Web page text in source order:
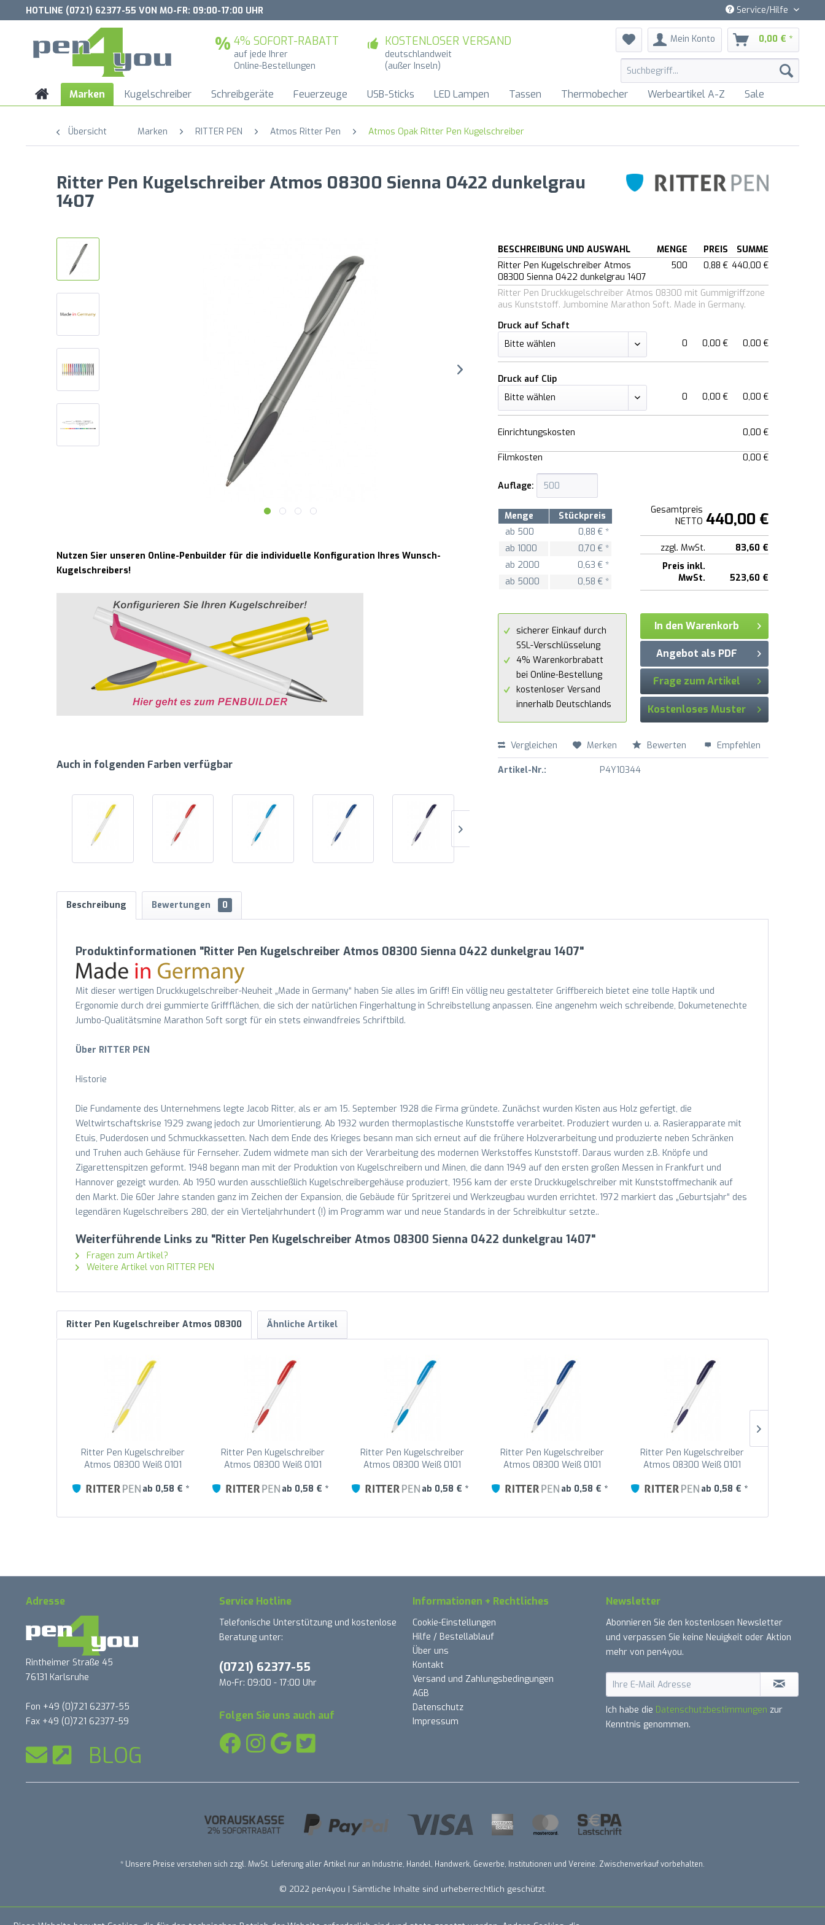
HOTLINE (0721) 62377-55 VON MO-FR: 09:00-17:00 UHR Service/Hilfe
4% SOFORT-RABATT
auf jede Ihrer
Online-Bestellungen
KOSTENLOSER VERSAND
deutschlandweit
(außer Inseln)
Mein Konto 0,00 € *
Marken Kugelschreiber Schreibgeräte Feuerzeuge USB-Sticks LED Lampen Tassen Thermobecher Werbeartikel A-Z Sale
Übersicht Marken RITTER PEN Atmos Ritter Pen Atmos Opak Ritter Pen Kugelschreiber
Ritter Pen Kugelschreiber Atmos 08300 Sienna 0422 dunkelgrau
1407
Nutzen Sier unseren Online-Penbuilder für die individuelle Konfiguration Ihres Wunsch-
Kugelschreibers!
Auch in folgenden Farben verfügbar
BESCHREIBUNG UND AUSWAHL MENGE PREIS
SUMME
Ritter Pen Kugelschreiber Atmos
08300 Sienna 0422 dunkelgrau 1407
500 0,88 € 440,00 €
Ritter Pen Druckkugelschreiber Atmos 08300 mit Gummigriffzone
aus Kunststoff. Jumbomine Marathon Soft. Made in Germany.
Druck auf Schaft
0
0,00 € 0,00 €
Druck auf Clip
0
0,00 € 0,00 €
Einrichtungskosten 0,00 €
Filmkosten 0,00 €
Auflage:
Menge
Stückpreis
ab 500
0,88 € *
ab1000
0,70 € *
ab 2000
0,63 € *
ab 5000 0,58 € *
Gesamtpreis
NETTO 440,00 €
zzgl. MwSt.
83,60 €
Preis inkl.
MwSt.
523,60 €
sicherer Einkauf durch
SSL-Verschlüsselung
4% Warenkorbrabatt
bei Online-Bestellung
kostenloser Versand
innerhalb Deutschlands
In den Warenkorb
Angebot als PDF
Frage zum Artikel
Kostenloses Muster
Vergleichen Merken Bewerten Empfehlen
Artikel-Nr.: P4Y10344
Beschreibung Bewertungen 0
Produktinformationen "Ritter Pen Kugelschreiber Atmos 08300 Sienna 0422 dunkelgrau 1407"
Mit dieser wertigen Druckkugelschreiber-Neuheit „Made in Germany“ haben Sie alles im Griff! Ein völlig neu gestalteter Griffbereich bietet eine tolle Haptik und
Ergonomie durch drei gummierte Griffflächen, die sich der natürlichen Fingerhaltung in Schreibstellung anpassen. Eine angenehm weich schreibende, Dokumetenechte
Jumbo-Qualitätsmine Marathon Soft sorgt für ein stets einwandfreies Schriftbild.
Über RITTER PEN
Historie
Die Fundamente des Unternehmens legte Jacob Ritter, als er am 15. September 1928 die Firma gründete. Zunächst wurden Kisten aus Holz gefertigt, die
Weltwirtschaftskrise 1929 zwang jedoch zur Umorientierung. Ab 1932 wurden thermoplastische Kunststoffe verarbeitet. Produziert wurden u. a. Rasierapparate mit
Etuis, Puderdosen und Schmuckkassetten. Nach dem Ende des Krieges besann man sich erneut auf die frühere Holzverarbeitung und produzierte neben Schränken
und Truhen auch Gehäuse für Fernseher. Zudem widmete man sich der Verarbeitung des modernen Werkstoffes Kunststoff. Daraus wurden z.B. Knöpfe und
Zigarettenspitzen geformt. 1948 begann man mit der Produktion von Kugelschreibern und Minen, die dann 1949 auf den ersten großen Messen in Frankfurt und
Hannover gezeigt wurden. Ab 1950 wurden ausschließlich Kugelschreibergehäuse produziert, 1956 kam der erste Druckkugelschreiber mit Kunststoffmechanik auf
den Markt. Die 60er Jahre standen ganz im Zeichen der Expansion, die Gebäude für Spritzerei und Werkzeugbau wurden errichtet. 1972 markiert das „Geburtsjahr“ des
legendären Kugelschreibers 280, der ein Vierteljahrhundert (!) im Programm war und neue Standards in der Schreibkultur setzte..
Weiterführende Links zu "Ritter Pen Kugelschreiber Atmos 08300 Sienna 0422 dunkelgrau 1407"
Fragen zum Artikel?
Weitere Artikel von RITTER PEN
Ritter Pen Kugelschreiber Atmos 08300 Ähnliche Artikel
Ritter Pen Kugelschreiber
Atmos 08300 Weiß 0101
ab 0,58 € *
Ritter Pen Kugelschreiber
Atmos 08300 Weiß 0101
ab 0,58 € *
Ritter Pen Kugelschreiber
Atmos 08300 Weiß 0101
ab 0,58 € *
Ritter Pen Kugelschreiber
Atmos 08300 Weiß 0101
ab 0,58 € *
Ritter Pen Kugelschreiber
Atmos 08300 Weiß 0101
ab 0,58 € *
Adresse
Rintheimer Straße 45
76131 Karlsruhe
Fon +49 (0)721 62377-55
Fax +49 (0)721 62377-59
BLOG
Service Hotline
Telefonische Unterstützung und kostenlose
Beratung unter:
(0721) 62377-55
Mo-Fr: 09:00 - 17:00 Uhr
Folgen Sie uns auch auf
Informationen + Rechtliches
Cookie-Einstellungen
Hilfe / Bestellablauf
Über uns
Kontakt
Versand und Zahlungsbedingungen
AGB
Datenschutz
Impressum
Newsletter
Abonnieren Sie den kostenlosen Newsletter
und verpassen Sie keine Neuigkeit oder Aktion
mehr von pen4you.
Ich habe die Datenschutzbestimmungen zur
Kenntnis genommen.
* Unsere Preise verstehen sich zzgl. MwSt. Lieferung aller Artikel nur an Industrie, Handel, Handwerk, Gewerbe, Institutionen und Vereine. Zwischenverkauf vorbehalten.
© 2022 pen4you | Sämtliche Inhalte sind urheberrechtlich geschützt.